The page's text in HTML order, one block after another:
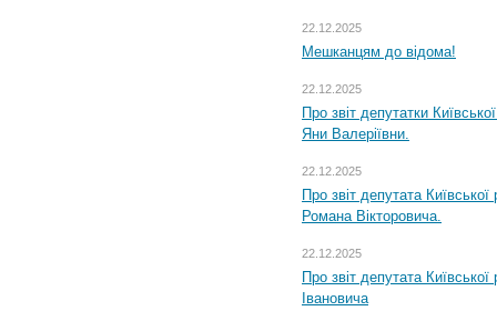
22.12.2025
Мешканцям до відома!
22.12.2025
Про звіт депутатки
Яни Валеріївни.
22.12.2025
Про звіт депутата
Романа Вікторовича.
22.12.2025
Про звіт депутата
Івановича